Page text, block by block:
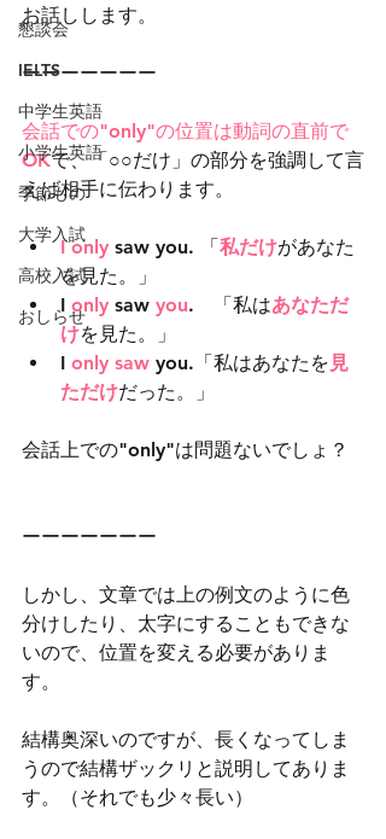
懇談会
IELTS
中学生英語
小学生英語
季節もの
大学入試
高校入試
おしらせ
お話しします。
ーーーーーーー
会話での"only"の位置は動詞の直前で
OKで、「○○だけ」の部分を強調して言
えば相手に伝わります。
I only saw you. 「私だけがあなた
を見た。」
I only saw you.　「私はあなただ
けを見た。」
I only saw you.「私はあなたを 見
ただけだった。」
会話上での"only"は問題ないでしょ？
ーーーーーーー
しかし、文章では上の例文のように色
分けしたり、太字にすることもできな
いので、位置を変える必要がありま
す。
結構奥深いのですが、長くなってしま
うので結構ザックリと説明してありま
す。（それでも少々長い）